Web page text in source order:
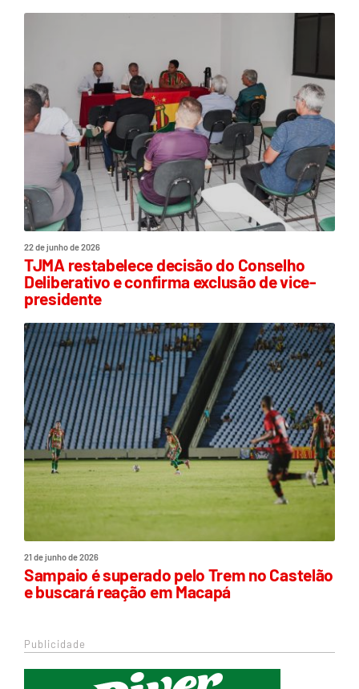
22 de junho de 2026
TJMA restabelece decisão do Conselho
Deliberativo e confirma exclusão de vice-
presidente
21 de junho de 2026
Sampaio é superado pelo Trem no Castelão
e buscará reação em Macapá
Publicidade